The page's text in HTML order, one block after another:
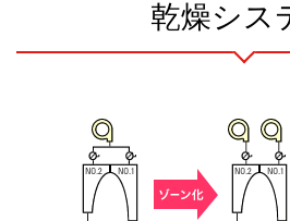
乾燥シス